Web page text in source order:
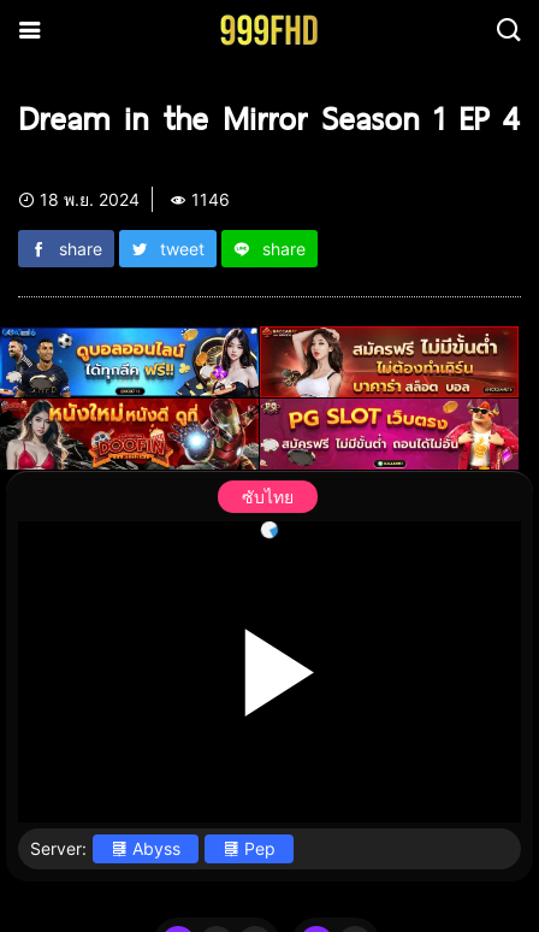
Dream in the Mirror Season 1 EP 4
18 พ.ย. 2024 1146
share tweet share
ซับไทย
Server: Abyss Pep